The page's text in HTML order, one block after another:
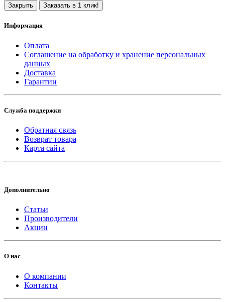
Закрыть Заказать в 1 клик!
Информация
Оплата
Соглашение на обработку и хранение персональных
данных
Доставка
Гарантии
Служба поддержки
Обратная связь
Возврат товара
Карта сайта
Дополнительно
Статьи
Производители
Акции
О нас
О компании
Контакты